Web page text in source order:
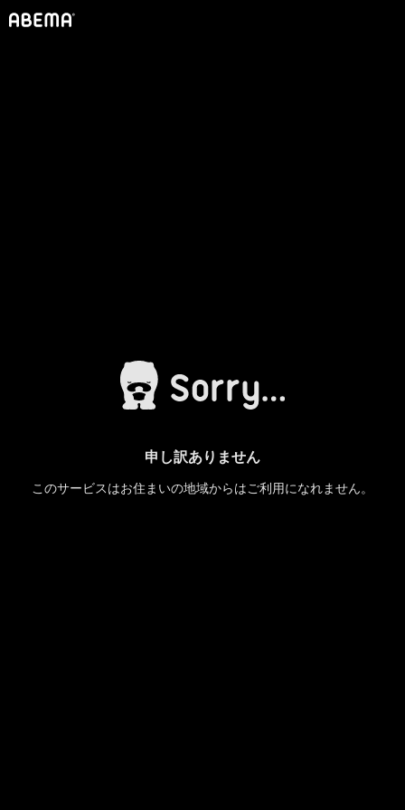
申し訳ありません
このサービスはお住まいの地域からはご利用になれません。